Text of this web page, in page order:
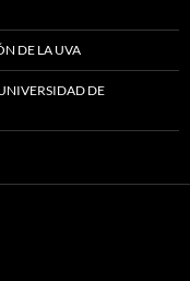
DE LA UVA
DE